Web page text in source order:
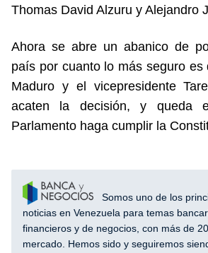
Thomas David Alzuru y Alejandro
Ahora se abre un abanico de
país por cuanto lo más seguro es
Maduro y el vicepresidente
acaten la decisión, y queda
Parlamento haga cumplir la
Somos uno de los
noticias en Venezuela para temas
financieros y de negocios, con más de
mercado. Hemos sido y seguiremos